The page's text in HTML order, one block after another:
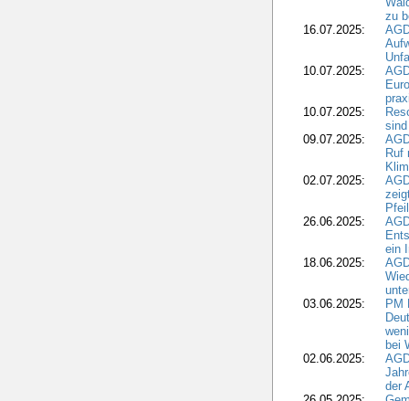
zu
16.07.2025:
10.07.2025:
10.07.2025:
09.07.2025:
Ruf
02.07.2025:
26.06.2025:
ein
18.06.2025:
03.06.2025:
PM
bei
02.06.2025:
der